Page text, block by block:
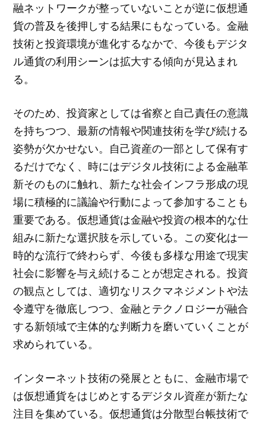
融ネットワークが整っていないことが逆に仮想通
貨の普及を後押しする結果にもなっている。金融
技術と投資環境が進化するなかで、今後もデジタ
ル通貨の利用シーンは拡大する傾向が見込まれ
る。
そのため、投資家としては省察と自己責任の意識
を持ちつつ、最新の情報や関連技術を学び続ける
姿勢が欠かせない。自己資産の一部として保有す
るだけでなく、時にはデジタル技術による金融革
新そのものに触れ、新たな社会インフラ形成の現
場に積極的に議論や行動によって参加することも
重要である。仮想通貨は金融や投資の根本的な仕
組みに新たな選択肢を示している。この変化は一
時的な流行で終わらず、今後も多様な用途で現実
社会に影響を与え続けることが想定される。投資
の観点としては、適切なリスクマネジメントや法
令遵守を徹底しつつ、金融とテクノロジーが融合
する新領域で主体的な判断力を磨いていくことが
求められている。
インターネット技術の発展とともに、金融市場で
は仮想通貨をはじめとするデジタル資産が新たな
注目を集めている。仮想通貨は分散型台帳技術で